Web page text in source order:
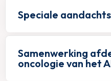
Speciale
Samenwerking
oncologie van het